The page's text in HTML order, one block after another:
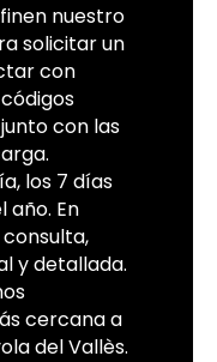
nuestro
solicitar un
con
con las
los 7 días
año. En
y detallada.
cercana a
del Vallès.